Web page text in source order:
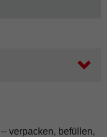
verpacken, befüllen,